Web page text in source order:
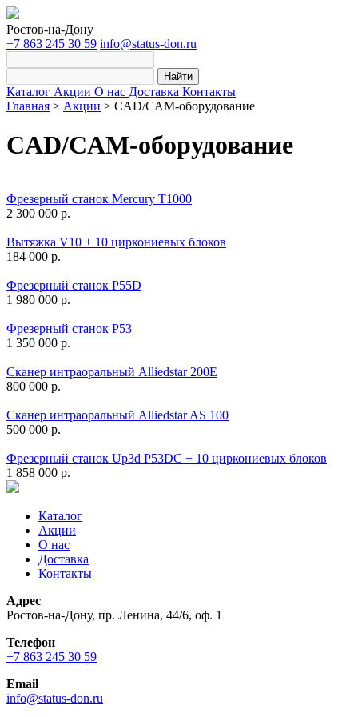
Ростов-на-Дону
+7 863 245 30 59 info@status-don.ru
Найти
Каталог Акции О нас Доставка Контакты
Главная > Акции > CAD/CAM-оборудование
CAD/CAM-оборудование
Фрезерный станок Mercury T1000
2 300 000 р.
Вытяжка V10 + 10 циркониевых блоков
184 000 р.
Фрезерный станок P55D
1 980 000 р.
Фрезерный станок P53
1 350 000 р.
Сканер интраоральный Alliedstar 200E
800 000 р.
Сканер интраоральный Alliedstar AS 100
500 000 р.
Фрезерный станок Up3d P53DC + 10 циркониевых блоков
1 858 000 р.
Каталог
Акции
О нас
Доставка
Контакты
Адрес
Ростов-на-Дону, пр. Ленина, 44/6, оф. 1
Телефон
+7 863 245 30 59
Email
info@status-don.ru